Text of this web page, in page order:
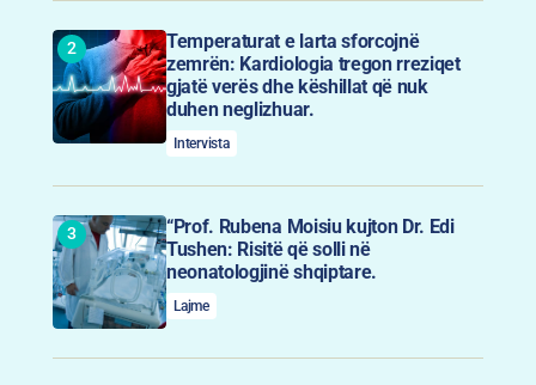
Temperaturat e larta sforcojnë
zemrën: Kardiologia tregon rreziqet
gjatë verës dhe këshillat që nuk
duhen neglizhuar.
Intervista
“Prof. Rubena Moisiu kujton Dr. Edi
Tushen: Risitë që solli në
neonatologjinë shqiptare.
Lajme